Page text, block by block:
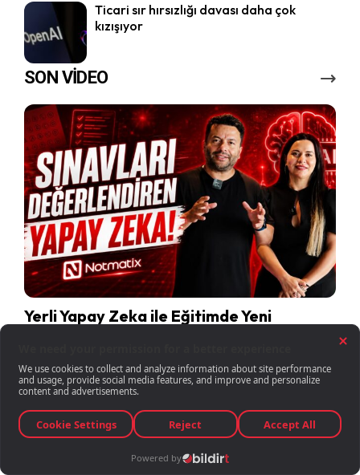
Ticari sır hırsızlığı davası daha çok
kızışıyor
SON VİDEO
Yerli Yapay Zeka ile Eğitimde Yeni
Teknoloji
Yapay Zeka
Güvenlik